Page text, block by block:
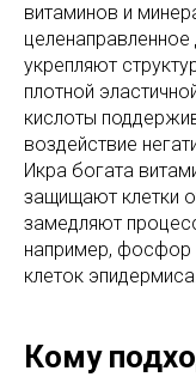
витаминов и
укрепляют
плотной
кислоты
воздействие
Икра богата
защищают клетки
замедляют
например, фосфор
клеток
Кому